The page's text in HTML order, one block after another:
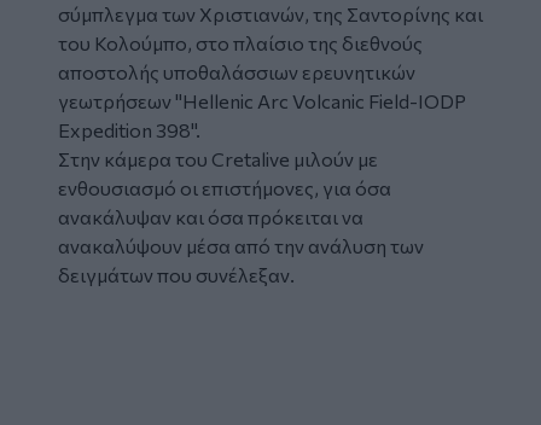
σύμπλεγμα των Χριστιανών, της Σαντορίνης και
του Κολούμπο, στο πλαίσιο της διεθνούς
αποστολής υποθαλάσσιων ερευνητικών
γεωτρήσεων "Hellenic Arc Volcanic Field-IODP
Expedition 398".
Στην κάμερα του Cretalive μιλούν με
ενθουσιασμό οι επιστήμονες, για όσα
ανακάλυψαν και όσα πρόκειται να
ανακαλύψουν μέσα από την ανάλυση των
δειγμάτων που συνέλεξαν.